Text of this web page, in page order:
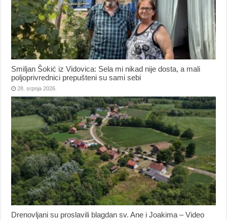
Smiljan Šokić iz Vidovica: Sela mi nikad nije dosta, a mali
poljoprivrednici prepušteni su sami sebi
28. srpnja 2026.
Drenovljani su proslavili blagdan sv. Ane i Joakima – Video